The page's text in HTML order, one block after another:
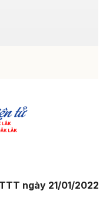
ngày 21/01/2022